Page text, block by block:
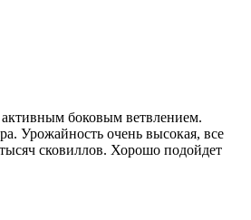
активным боковым ветвлением.
Урожайность очень высокая, все
сковиллов. Хорошо подойдет